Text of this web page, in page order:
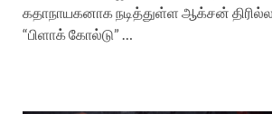
கதாநாயகனாக நடித்துள்ள ஆக்சன்
“பிளாக் கோல்டு” …